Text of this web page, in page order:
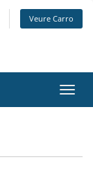
Veure Carro
la